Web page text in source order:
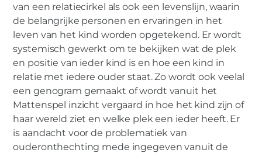
van een relatiecirkel als ook een levenslijn, waarin
de belangrijke personen en ervaringen in het
leven van het kind worden opgetekend. Er wordt
systemisch gewerkt om te bekijken wat de plek
en positie van ieder kind is en hoe een kind in
relatie met iedere ouder staat. Zo wordt ook veelal
een genogram gemaakt of wordt vanuit het
Mattenspel inzicht vergaard in hoe het kind zijn of
haar wereld ziet en welke plek een ieder heeft. Er
is aandacht voor de problematiek van
ouderonthechting mede ingegeven vanuit de